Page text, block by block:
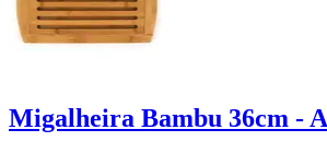
Migalheira Bambu 36cm -